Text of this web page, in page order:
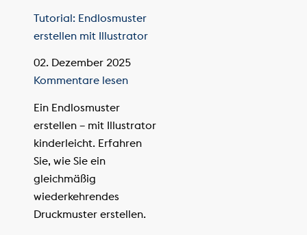
Tutorial: Endlosmuster
erstellen mit Illustrator
02. Dezember 2025
Kommentare lesen
Ein Endlosmuster
erstellen – mit Illustrator
kinderleicht. Erfahren
Sie, wie Sie ein
gleichmäßig
wiederkehrendes
Druckmuster erstellen.